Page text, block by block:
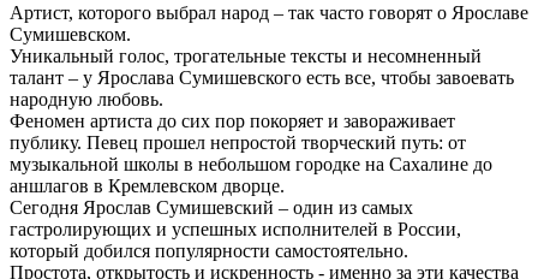
Артист, которого выбрал народ – так часто говорят о Ярославе
Сумишевском.
Уникальный голос, трогательные тексты и несомненный
талант – у Ярослава Сумишевского есть все, чтобы завоевать
народную любовь.
Феномен артиста до сих пор покоряет и завораживает
публику. Певец прошел непростой творческий путь: от
музыкальной школы в небольшом городке на Сахалине до
аншлагов в Кремлевском дворце.
Сегодня Ярослав Сумишевский – один из самых
гастролирующих и успешных исполнителей в России,
который добился популярности самостоятельно.
Простота, открытость и искренность - именно за эти качества